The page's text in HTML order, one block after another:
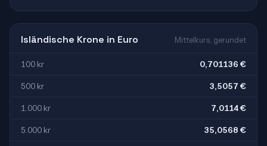
Isländische Krone in Euro Mittelkurs, gerundet
100 kr 0,701136 €
500 kr 3,5057 €
1.000 kr 7,0114 €
5.000 kr 35,0568 €